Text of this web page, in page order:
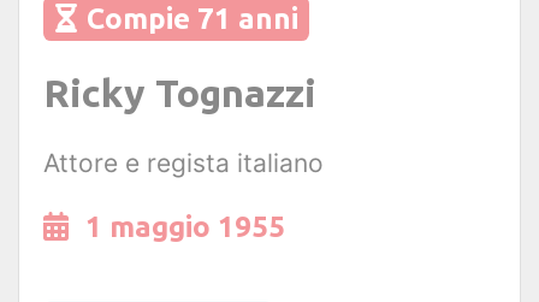
Compie 71 anni
Ricky Tognazzi
Attore e regista italiano
1 maggio 1955